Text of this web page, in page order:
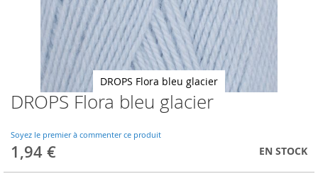
DROPS Flora bleu glacier
Soyez le premier à commenter ce produit
1,94 € EN STOCK
DROPS Flora bleu glacier
Skip
to
beginning
of
the